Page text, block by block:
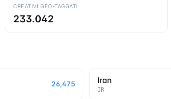
CREATIVI GEO-TAGGATI
233.042
26,475 Iran
IR